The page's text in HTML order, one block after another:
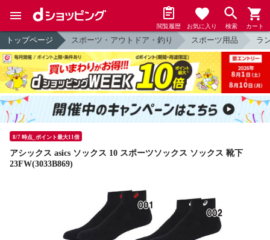
閲覧履歴 お気に入り 検索 カート
トップページ スポーツ・アウトドア・釣り スポーツ用品 ラ
8/7 時点_ポイント最大11倍
アシックス asics ソックス 10 スポーツソックス ソックス 靴下
23FW(3033B869)